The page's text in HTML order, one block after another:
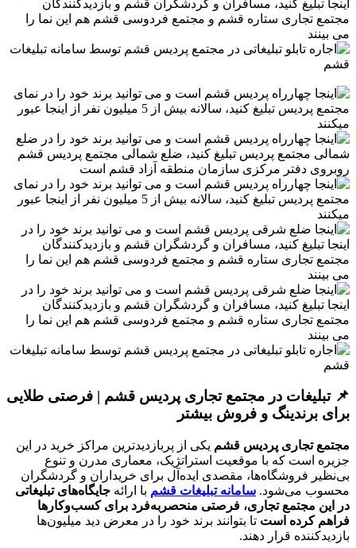
📌 تبلیغات در مجتمع تجاری پردیس قشم | فرصتی طلایی
برای برندینگ و فروش بیشتر
مجتمع تجاری پردیس قشم یکی از پربازدیدترین مراکز خرید در این
جزیره است که با موقعیت استراتژیک، معماری مدرن و تنوع
بی‌نظیر فروشگاه‌ها، مقصدی ایده‌آل برای خریداران و گردشگران
محسوب می‌شود. سامانه تبلیغات قشم با ارائه جایگاه‌های تبلیغاتی
در این مجتمع تجاری، فرصتی منحصربه‌فرد برای کسب‌وکارها
فراهم کرده است تا بتوانند برند خود را در معرض دید میلیون‌ها
بازدیدکننده قرار دهند.